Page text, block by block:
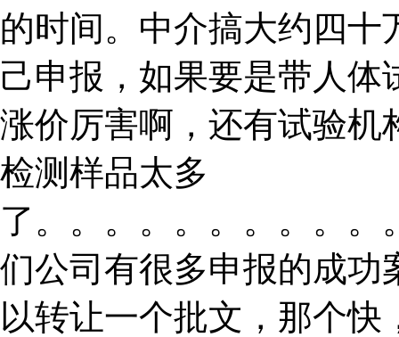
的时间。中介搞大约四十
己申报，如果要是带人体
涨价厉害啊，还有试验机
检测样品太多
了。。。。。。。。。
们公司有很多申报的成功
以转让一个批文，那个